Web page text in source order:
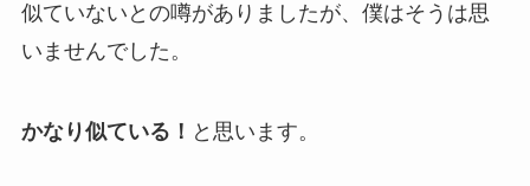
似ていないとの噂がありましたが、僕はそうは思
いませんでした。
かなり似ている！ と思います。